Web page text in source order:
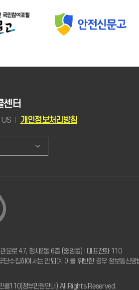
센터
개인정보처리방침
문로 47, 청사2동 6층 (중앙동)
대표전화 110
단수집하여서는 안되며, 이를 위반한 경우 정보통신망
110(정부민원안내) All Rights Reserved.